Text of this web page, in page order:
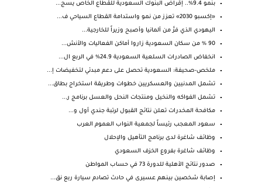
بنمو 9.4%.. إقراض البنوك السعودية للقطاع الخاص يسج...
«إكسبو 2030» تعزز من نمو واستدامة القطاع السياحي ف...
اليهودي الذي فرَّ من ألمانيا وأصبح وزيراً للخارجية...
90 % من سكان السعودية زاروا أماكن الفعاليات والأنش...
انخفاض الصادرات السلعية السعودية 24.9% في الربع ال...
ملخص-صحيفة: السعودية تحصل على دعم مبدئي لتخفيضات إ...
تشمل المدنيين والعسكريين خطوات وطريقة استخراج بطاق...
تشمل الفواكه والنخيل ومنتجات النحل والعسل برنامج ر...
مكافحة المخدرات تعلن نتائج القبول لرتبة جندي أول و...
سعود المعجب رئيساً لجمعية النواب العموم العرب
وظائف شاغرة لدى برنامج التأهيل والإحلال
وظائف شاغرة بفروع الخزف السعودي
صدور نتائج الأهلية للدورة 73 في حساب المواطن
إصابة شخصين بينهم عسيرى في حادث تصادم سيارة ربع نق...